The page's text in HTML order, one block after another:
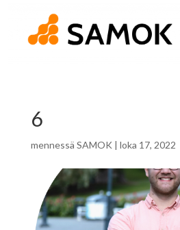
6
mennessä SAMOK | loka 17, 2022